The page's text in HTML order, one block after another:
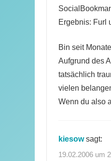
Ergebnis: Furl
Bin seit
Aufgrund des
tatsächlich
vielen
Wenn du also
kiesow sagt:
19.02.2006 um